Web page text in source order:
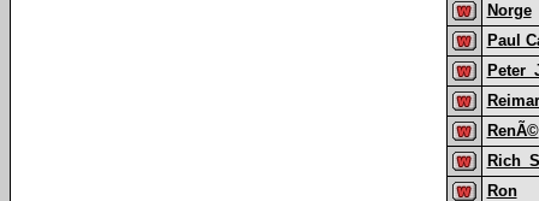
Norge
Paul
Reimar
RenÃ©
Ron